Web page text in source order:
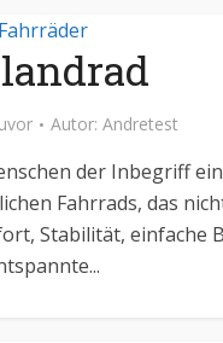
Fahrräder
Autor: Andretest
der Inbegriff
Fahrrads, das
Stabilität, einfache